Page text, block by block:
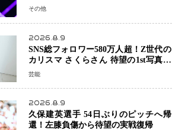
撃破「ここからまた行くぞ」兄・智和
その他
2026.8.9
SNS総フォロワー580万人超！Z世代の
カリスマ さくらさん 待望の1st写真集
が11月5日発売決定 沖縄で“今しか残
芸能
2026.8.9
久保建英選手 54日ぶりのピッチへ帰
還！左膝負傷から待望の実戦復帰